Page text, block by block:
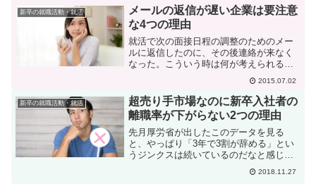
新卒の就職活動・就活
メールの返信が遅い企業は要注意
な4つの理由
就活で次の面接日程の調整のためのメー
ルに返信したのに、その後連絡が来なく
なった。こういう時は何が考えられるで
しょうか？ どうすれば良いでしょう
2015.07.02
新卒の就職活動・就活
超売り手市場なのに新卒入社者の
離職率が下がらない2つの理由
先月厚労省が出したこのデータを見る
と、やっぱり「3年で3割が辞める」とい
うジンクスは続いているのだなと感じま
した。大企業では24%、零細企業では
57%と、やはり企業規模が小さいほど離
2018.11.27